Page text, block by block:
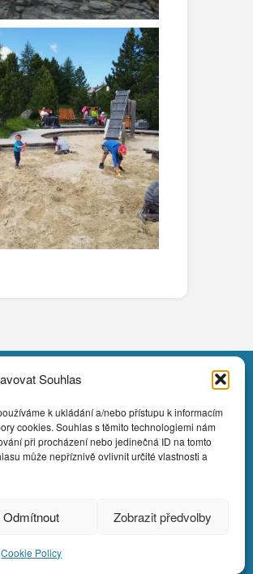
Souhlas
k ukládání a/nebo přístupu k informacím
cookies. Souhlas s těmito technologiemi nám
při procházení nebo jedinečná ID na tomto
může nepříznivě ovlivnit určité vlastnosti a
Odmítnout Zobrazit předvolby
Cookie Policy
Kontakt
+420 602 859 822
dovolenakorutany@seznam.cz